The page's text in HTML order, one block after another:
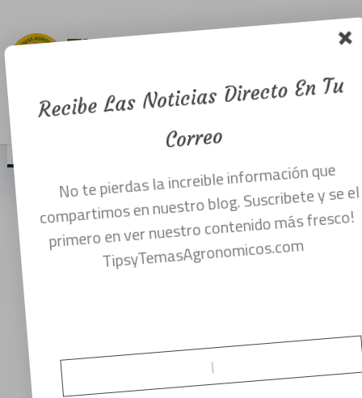
Menu
cosechador
septiembre 28,
Recibe Las Noticias Directo En Tu
Correo
No te pierdas la increible información que
compartimos en nuestro blog. Suscribete y se el
primero en ver nuestro contenido más fresco!
TipsyTemasAgronomicos.com